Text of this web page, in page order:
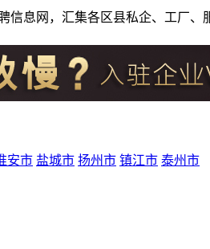
信息网，汇集各区县私企、工厂
安市 盐城市 扬州市 镇江市 泰州市